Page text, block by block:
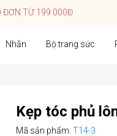
ĐƠN TỪ 199.000Đ
Nhẫn Bộ trang sức
Kẹp tóc phủ
Mã sản phẩm: T14-3